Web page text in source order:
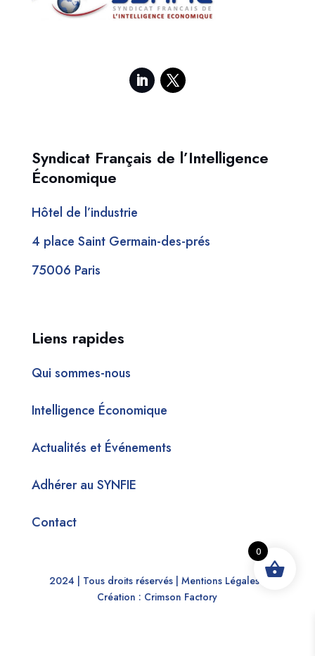
Syndicat Français de l’Intelligence
Économique
Hôtel de l’industrie
4 place Saint Germain-des-prés
75006 Paris
Liens rapides
Qui sommes-nous
Intelligence Économique
Actualités et Événements
Adhérer au SYNFIE
Contact
2024 | Tous droits réservés |Mentions Légales |
Création : Crimson Factory
0